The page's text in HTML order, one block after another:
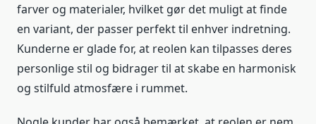
farver og materialer, hvilket gør det muligt at finde
en variant, der passer perfekt til enhver indretning.
Kunderne er glade for, at reolen kan tilpasses deres
personlige stil og bidrager til at skabe en harmonisk
og stilfuld atmosfære i rummet.